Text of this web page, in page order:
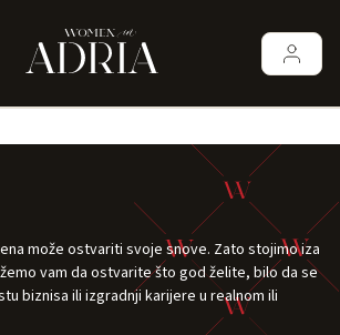
može ostvariti svoje snove. Zato stojimo iza
vam da ostvarite što god želite, bilo da se
biznisa ili izgradnji karijere u realnom ili